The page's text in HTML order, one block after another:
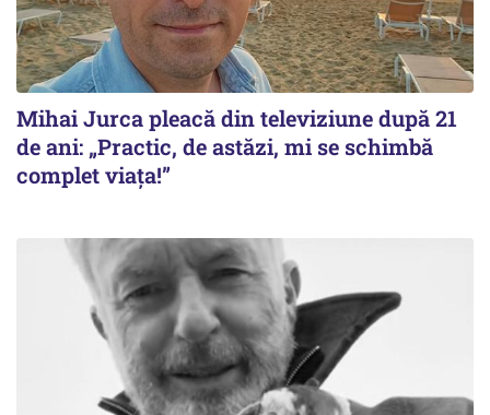
Mihai Jurca pleacă din televiziune după 21
de ani: „Practic, de astăzi, mi se schimbă
complet viața!”